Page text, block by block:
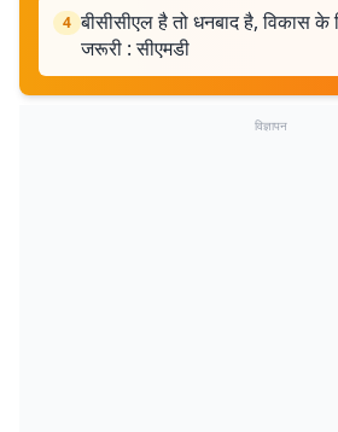
4 बीसीसीएल है तो धनबाद है, विकास
जरूरी : सीएमडी
विज्ञापन